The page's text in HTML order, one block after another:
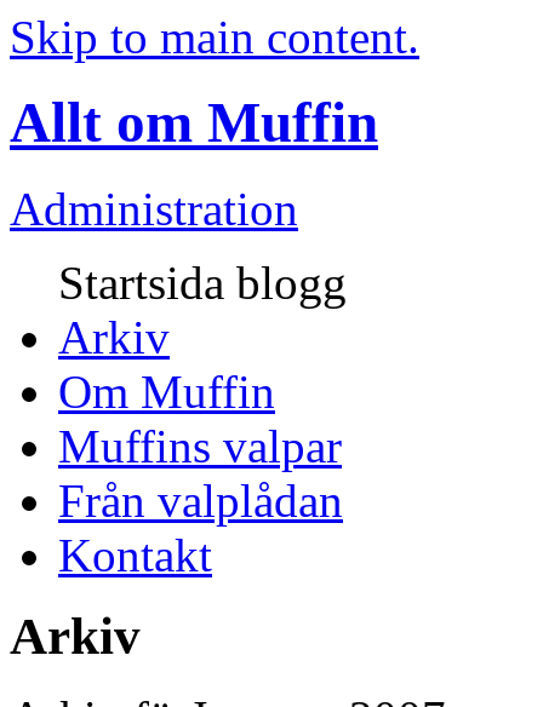
Skip to main content.
Allt om Muffin
Administration
Startsida blogg
Arkiv
Om Muffin
Muffins valpar
Från valplådan
Kontakt
Arkiv